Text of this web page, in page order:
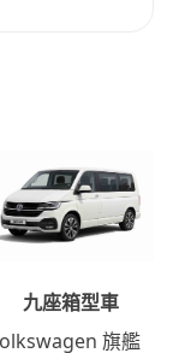
九座箱型車
旗艦